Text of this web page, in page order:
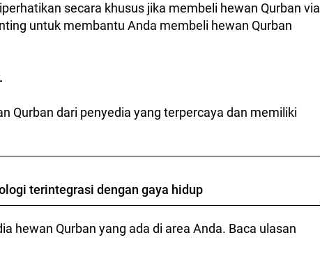
secara khusus jika membeli hewan Qurban via
untuk membantu Anda membeli hewan Qurban
Qurban dari penyedia yang terpercaya dan memiliki
terintegrasi dengan gaya hidup
hewan Qurban yang ada di area Anda. Baca ulasan